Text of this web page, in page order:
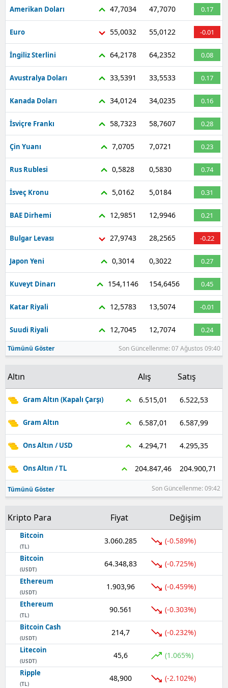
Amerikan Doları 47,7034 47,7070 0.17
Euro 55,0032 55,0122 -0.01
İngiliz Sterlini 64,2178 64,2352 0.08
Avustralya Doları 33,5391 33,5533 0.17
Kanada Doları 34,0124 34,0235 0.16
İsviçre Frankı 58,7323 58,7607 0.28
Çin Yuanı 7,0705 7,0721 0.23
Rus Rublesi 0,5828 0,5830 0.74
İsveç Kronu 5,0162 5,0184 0.31
BAE Dirhemi 12,9851 12,9946 0.21
Bulgar Levası 27,9743 28,2565 -0.22
Japon Yeni 0,3014 0,3022 0.27
Kuveyt Dinarı 154,1146 154,6456 0.45
Katar Riyali 12,5783 13,5074 -0.01
Suudi Riyali 12,7045 12,7074 0.24
Tümünü Göster Son Güncellenme: 07 Ağustos 09:40
Altın Alış Satış
Gram Altın (Kapalı Çarşı) 6.515,01 6.522,53
Gram Altın 6.587,01 6.587,99
Ons Altın / USD 4.294,71 4.295,35
Ons Altın / TL 204.847,46 204.900,71
Tümünü Göster Son Güncellenme: 09:42
Kripto Para Fiyat Değişim
Bitcoin
(TL)
3.060.285 (-0.589%)
Bitcoin
(USDT)
64.348,83 (-0.725%)
Ethereum
(USDT)
1.903,96 (-0.459%)
Ethereum
(TL)
90.561 (-0.303%)
Bitcoin Cash
(USDT)
214,7 (-0.232%)
Litecoin
(USDT)
45,6 (1.065%)
Ripple
(TL)
48,900 (-2.102%)